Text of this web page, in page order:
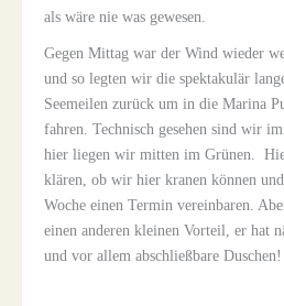
als wäre nie was gewesen.
Gegen Mittag war der Wind wieder
und so legten wir die spektakulär
Seemeilen zurück um in die Marina
fahren. Technisch gesehen sind wir
hier liegen wir mitten im Grünen.
klären, ob wir hier kranen können und
Woche einen Termin vereinbaren.
einen anderen kleinen Vorteil, er hat
und vor allem abschließbare Duschen!